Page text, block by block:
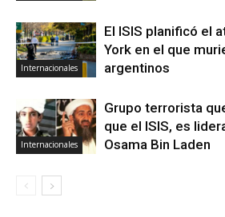
Internacionales
El ISIS planificó el
York en el que
argentinos
Internacionales
Grupo terrorista
que el ISIS, es
Osama Bin Laden